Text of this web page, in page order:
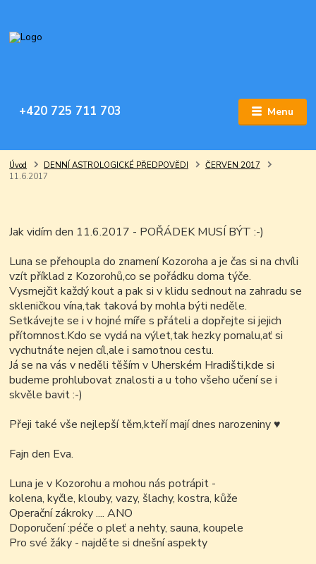
Menu
+420 725 711 703
Úvod DENNÍ ASTROLOGICKÉ PŘEDPOVĚDI
ČERVEN 2017
11.6.2017
Jak vidím den 11.6.2017 - POŘÁDEK MUSÍ BÝT :-)
Luna se přehoupla do znamení Kozoroha a je čas si na chvíli
vzít příklad z Kozorohů,co se pořádku doma týče.
Vysmejčit každý kout a pak si v klidu sednout na zahradu se
skleničkou vína,tak taková by mohla býti neděle.
Setkávejte se i v hojné míře s přáteli a dopřejte si jejich
přítomnost.Kdo se vydá na výlet,tak hezky pomalu,ať si
vychutnáte nejen cíl,ale i samotnou cestu.
Já se na vás v neděli těším v Uherském Hradišti,kde si
budeme prohlubovat znalosti a u toho všeho učení se i
skvěle bavit :-)
Přeji také vše nejlepší těm,kteří mají dnes narozeniny♥
Fajn den Eva.
Luna je v Kozorohu a mohou nás potrápit -
kolena, kyčle, klouby, vazy, šlachy, kostra, kůže
Operační zákroky .... ANO
Doporučení :péče o pleť a nehty, sauna, koupele
Pro své žáky - najděte si dnešní aspekty